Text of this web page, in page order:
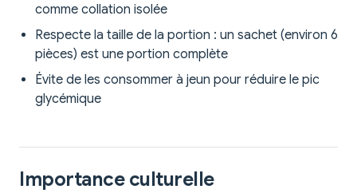
comme collation isolée
Respecte la taille de la portion : un sachet (environ 6
pièces) est une portion complète
Évite de les consommer à jeun pour réduire le pic
glycémique
Importance culturelle